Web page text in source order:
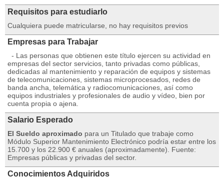
Requisitos para estudiarlo
Cualquiera puede matricularse, no hay requisitos previos
Empresas para Trabajar
- Las personas que obtienen este título ejercen su actividad en
empresas del sector servicios, tanto privadas como públicas,
dedicadas al mantenimiento y reparación de equipos y sistemas
de telecomunicaciones, sistemas microprocesados, redes de
banda ancha, telemática y radiocomunicaciones, así como
equipos industriales y profesionales de audio y vídeo, bien por
cuenta propia o ajena.
Salario Esperado
El Sueldo aproximado para un Titulado que trabaje como
Módulo Superior Mantenimiento Electrónico podría estar entre los
15.700 y los 22.900 € anuales (aproximadamente). Fuente:
Empresas públicas y privadas del sector.
Conocimientos Adquiridos